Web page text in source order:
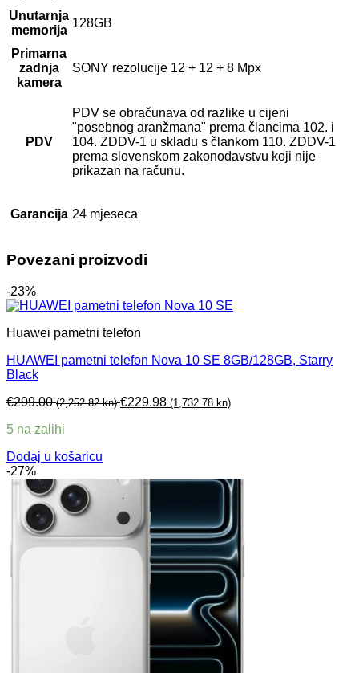
Unutarnja
memorija
128GB
Primarna
zadnja
kamera
SONY rezolucije 12 + 12 + 8 Mpx
PDV
PDV se obračunava od razlike u cijeni
"posebnog aranžmana" prema člancima 102. i
104. ZDDV-1 u skladu s člankom 110. ZDDV-1
prema slovenskom zakonodavstvu koji nije
prikazan na računu.
Garancija 24 mjeseca
Povezani proizvodi
-23%
Huawei pametni telefon
HUAWEI pametni telefon Nova 10 SE 8GB/128GB, Starry
Black
€299.00 (2,252.82 kn) €229.98 (1,732.78 kn)
5 na zalihi
Dodaj u košaricu
-27%